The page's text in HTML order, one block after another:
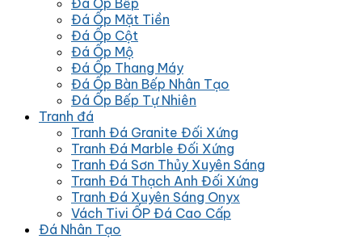
Đá Ốp Bếp
Đá Ốp Mặt Tiền
Đá Ốp Cột
Đá Ốp Mộ
Đá Ốp Thang Máy
Đá Ốp Bàn Bếp Nhân Tạo
Đá Ốp Bếp Tự Nhiên
Tranh đá
Tranh Đá Granite Đối Xứng
Tranh Đá Marble Đối Xứng
Tranh Đá Sơn Thủy Xuyên Sáng
Tranh Đá Thạch Anh Đối Xứng
Tranh Đá Xuyên Sáng Onyx
Vách Tivi ỐP Đá Cao Cấp
Đá Nhân Tạo